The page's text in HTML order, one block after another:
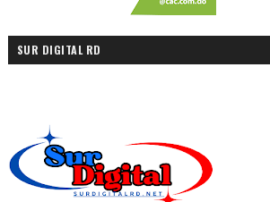
SUR DIGITAL RD